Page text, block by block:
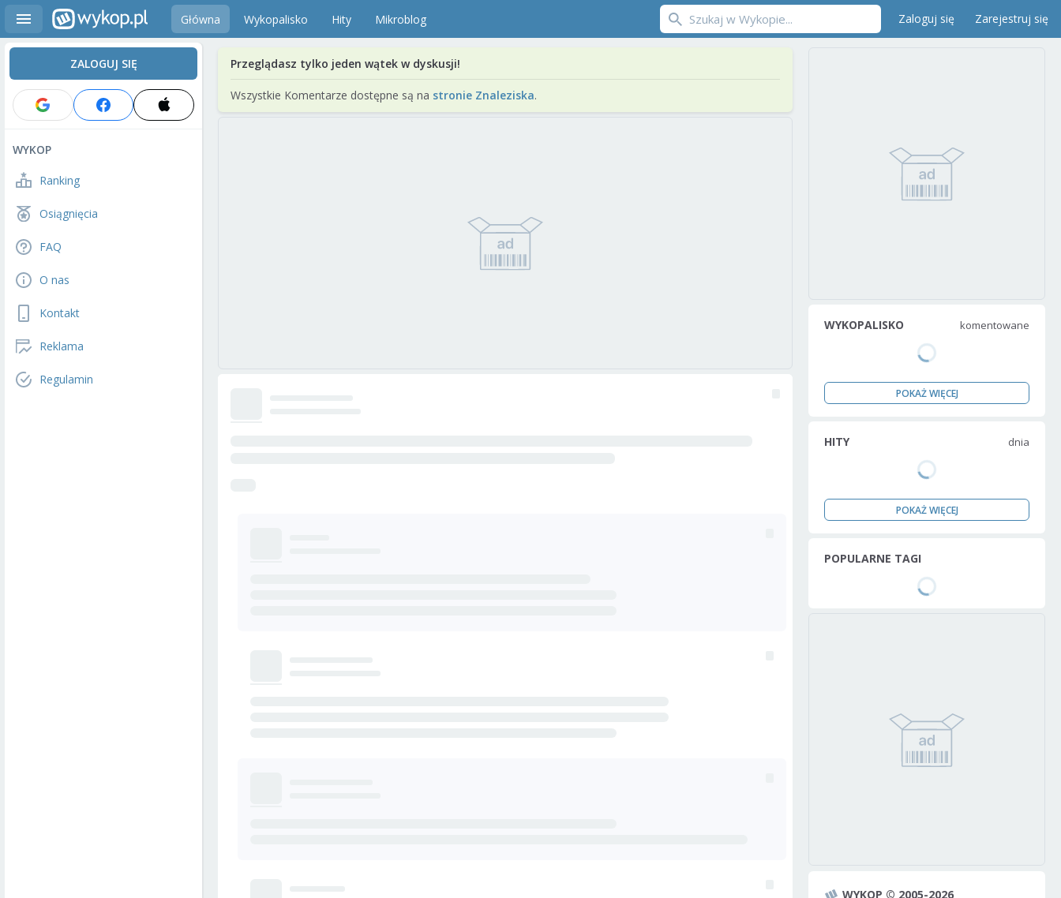
Główna Wykopalisko Hity Mikroblog Zaloguj się Zarejestruj się
ZALOGUJ SIĘ
WYKOP
Ranking
Osiągnięcia
FAQ
O nas
Kontakt
Reklama
Regulamin
Przeglądasz tylko jeden wątek w dyskusji!
Wszystkie Komentarze dostępne są na stronie Znaleziska.
WYKOPALISKO komentowane
POKAŻ WIĘCEJ
HITY dnia
POKAŻ WIĘCEJ
POPULARNE TAGI
WYKOP © 2005-2026